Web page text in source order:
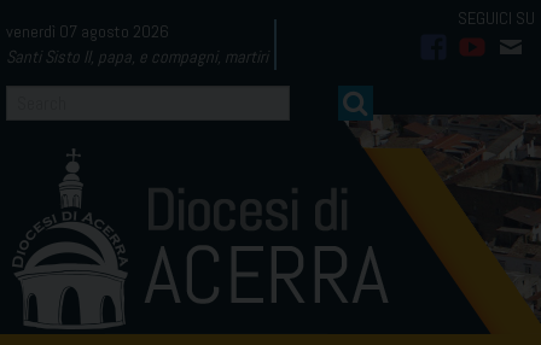
to
content
venerdì 07 agosto 2026
Santi Sisto II, papa, e compagni, martiri